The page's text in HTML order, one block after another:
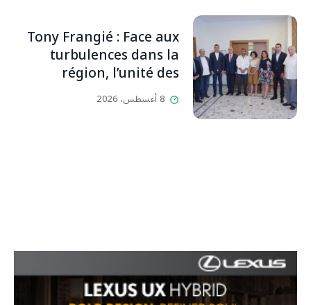
إقفاله لكنه لم يستطع لأنه
بيت رسالة وتاريخ وإيمان وقيم
مستمرة (صور وVideo)
Tony Frangié : Face aux
turbulences dans la
région, l’unité des
Libanais est primordiale
L’OLJ / Par Scarlett
8 أغسطس، 2026